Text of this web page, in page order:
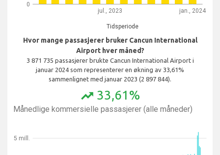
jul., 2023 jan., 2024
Tidsperiode
0
Hvor mange passasjerer bruker Cancun International
Airport hver måned?
3 871 735 passasjerer brukte Cancun International Airport i
januar 2024 som representerer en økning av 33,61%
sammenlignet med januar 2023 (2 897 844).
trending_up 33,61%
Månedlige kommersielle passasjerer (alle måneder)
5 mill.